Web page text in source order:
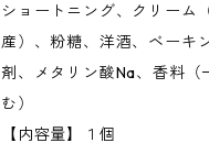
ショートニング、クリーム
産）、粉糖、洋酒、ベーキ
剤、メタリン酸Na、香料
む）
【内容量】１個